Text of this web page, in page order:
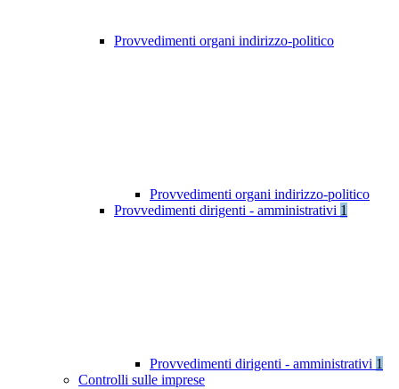
Provvedimenti organi indirizzo-politico
Provvedimenti organi indirizzo-politico
Provvedimenti dirigenti - amministrativi 1
Provvedimenti dirigenti - amministrativi 1
Controlli sulle imprese